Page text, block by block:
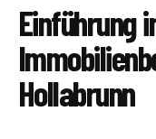
Einführung
Hollabrunn